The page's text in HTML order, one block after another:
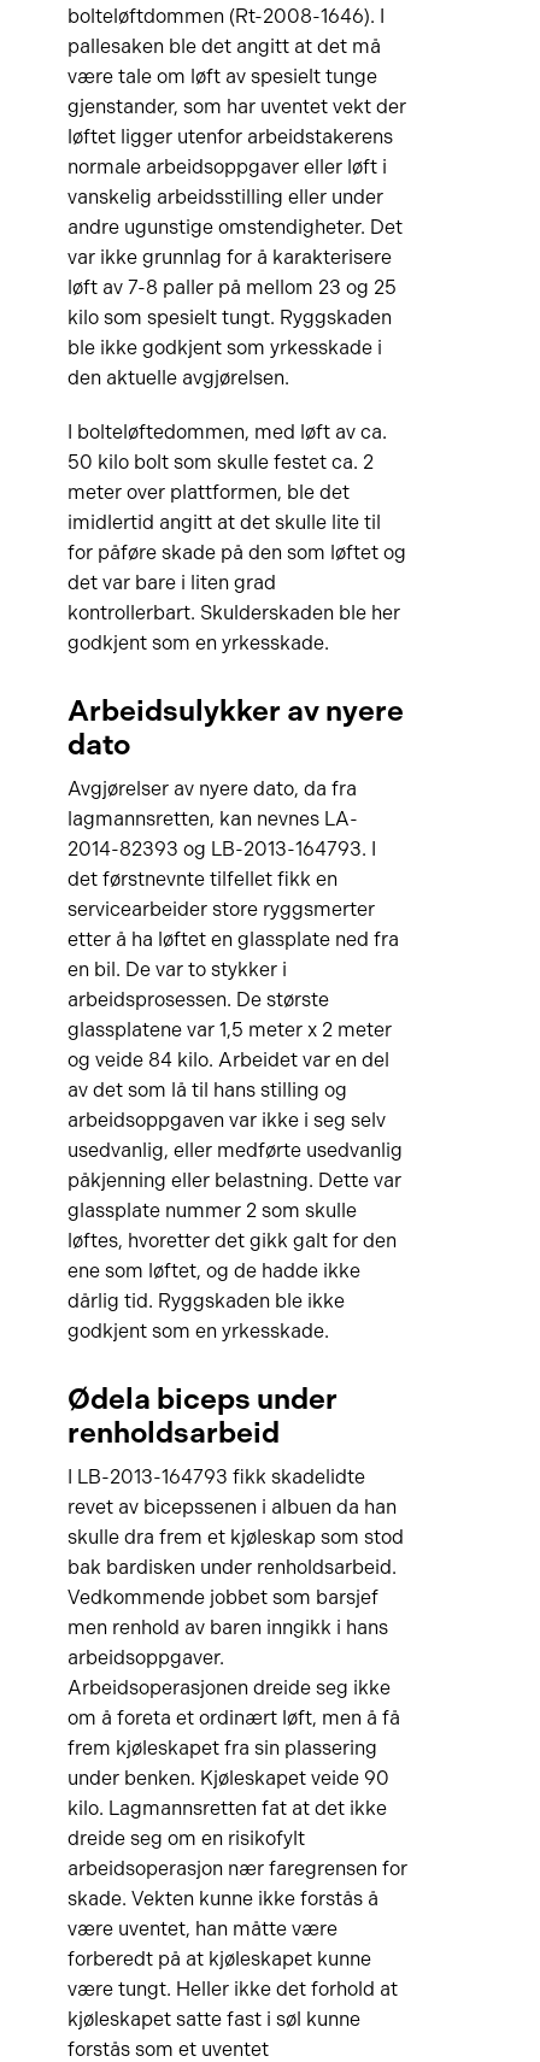
bolteløftdommen (Rt-2008-1646). I
pallesaken ble det angitt at det må
være tale om løft av spesielt tunge
gjenstander, som har uventet vekt der
løftet ligger utenfor arbeidstakerens
normale arbeidsoppgaver eller løft i
vanskelig arbeidsstilling eller under
andre ugunstige omstendigheter. Det
var ikke grunnlag for å karakterisere
løft av 7-8 paller på mellom 23 og 25
kilo som spesielt tungt. Ryggskaden
ble ikke godkjent som yrkesskade i
den aktuelle avgjørelsen.
I bolteløftedommen, med løft av ca.
50 kilo bolt som skulle festet ca. 2
meter over plattformen, ble det
imidlertid angitt at det skulle lite til
for påføre skade på den som løftet og
det var bare i liten grad
kontrollerbart. Skulderskaden ble her
godkjent som en yrkesskade.
Arbeidsulykker av nyere
dato
Avgjørelser av nyere dato, da fra
lagmannsretten, kan nevnes LA-
2014-82393 og LB-2013-164793. I
det førstnevnte tilfellet fikk en
servicearbeider store ryggsmerter
etter å ha løftet en glassplate ned fra
en bil. De var to stykker i
arbeidsprosessen. De største
glassplatene var 1,5 meter x 2 meter
og veide 84 kilo. Arbeidet var en del
av det som lå til hans stilling og
arbeidsoppgaven var ikke i seg selv
usedvanlig, eller medførte usedvanlig
påkjenning eller belastning. Dette var
glassplate nummer 2 som skulle
løftes, hvoretter det gikk galt for den
ene som løftet, og de hadde ikke
dårlig tid. Ryggskaden ble ikke
godkjent som en yrkesskade.
Ødela biceps under
renholdsarbeid
I LB-2013-164793 fikk skadelidte
revet av bicepssenen i albuen da han
skulle dra frem et kjøleskap som stod
bak bardisken under renholdsarbeid.
Vedkommende jobbet som barsjef
men renhold av baren inngikk i hans
arbeidsoppgaver.
Arbeidsoperasjonen dreide seg ikke
om å foreta et ordinært løft, men å få
frem kjøleskapet fra sin plassering
under benken. Kjøleskapet veide 90
kilo. Lagmannsretten fat at det ikke
dreide seg om en risikofylt
arbeidsoperasjon nær faregrensen for
skade. Vekten kunne ikke forstås å
være uventet, han måtte være
forberedt på at kjøleskapet kunne
være tungt. Heller ikke det forhold at
kjøleskapet satte fast i søl kunne
forstås som et uventet